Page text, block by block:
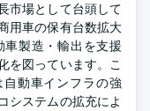
市場として台頭して
用車の保有台数拡大
製造・輸出を支援
を図っています。こ
自動車インフラの強
システムの拡充によ